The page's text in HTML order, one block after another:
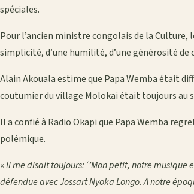
spéciales.
Pour l’ancien ministre congolais de la Culture,
simplicité, d’une humilité, d’une générosité de
Alain Akouala estime que Papa Wemba était
coutumier du village Molokai était toujours au
Il a confié à Radio Okapi que Papa Wemba
polémique.
«Il me disait toujours: ‘’Mon petit, notre musique
défendue avec Jossart Nyoka Longo. A notre